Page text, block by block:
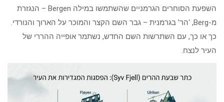
השפעת הסוחרים הגרמניים שהשתמשו במילה Bergen – הנגזרת
מ-Berg, ‘הר’ בגרמנית – גבר השם הקצר והמוכר על הארוך והנורדי.
כך או כך, עם השתרשות השם החדש, נשתמר אופייה ההררי של
העיר לנצח.